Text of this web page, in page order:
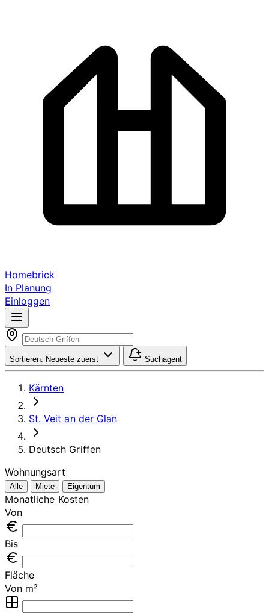
Homebrick
In Planung
Einloggen
Sortieren: Neueste zuerst Suchagent
Kärnten
St. Veit an der Glan
Deutsch Griffen
Wohnungsart
Alle Miete Eigentum
Monatliche Kosten
Von
Bis
Fläche
Von m²